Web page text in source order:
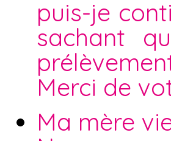
puis-je
sachant
Merci de
Ma mère